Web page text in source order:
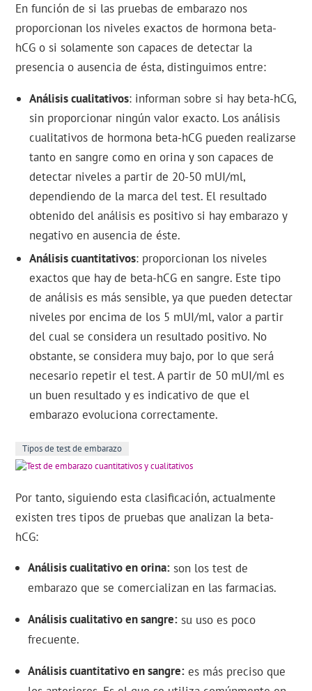
En función de si las pruebas de embarazo nos
proporcionan los niveles exactos de hormona beta-
hCG o si solamente son capaces de detectar la
presencia o ausencia de ésta, distinguimos entre:
Análisis cualitativos: informan sobre si hay beta-hCG,
sin proporcionar ningún valor exacto. Los análisis
cualitativos de hormona beta-hCG pueden realizarse
tanto en sangre como en orina y son capaces de
detectar niveles a partir de 20-50 mUI/ml,
dependiendo de la marca del test. El resultado
obtenido del análisis es positivo si hay embarazo y
negativo en ausencia de éste.
Análisis cuantitativos: proporcionan los niveles
exactos que hay de beta-hCG en sangre. Este tipo
de análisis es más sensible, ya que pueden detectar
niveles por encima de los 5 mUI/ml, valor a partir
del cual se considera un resultado positivo. No
obstante, se considera muy bajo, por lo que será
necesario repetir el test. A partir de 50 mUI/ml es
un buen resultado y es indicativo de que el
embarazo evoluciona correctamente.
Tipos de test de embarazo
Por tanto, siguiendo esta clasificación, actualmente
existen tres tipos de pruebas que analizan la beta-
hCG:
Análisis cualitativo en orina son los test de
embarazo que se comercializan en las farmacias.
Análisis cualitativo en sangre su uso es poco
frecuente.
Análisis cuantitativo en sangre es más preciso que